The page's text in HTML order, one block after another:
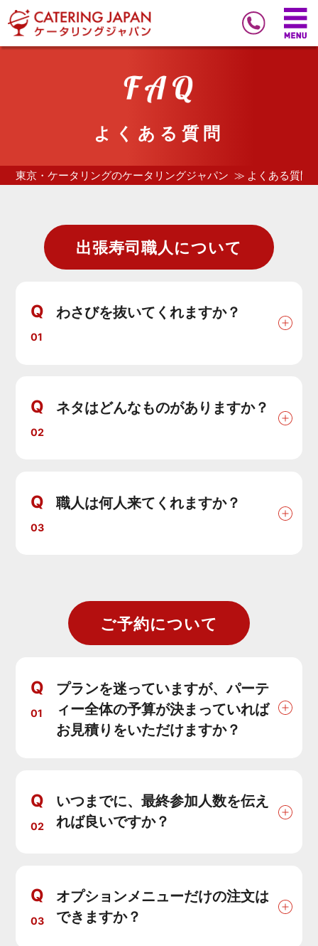
よくある質問
東京・ケータリングのケータリングジャパン よくある質問
出張寿司職人について
Q
01
わさびを抜いてくれますか？
Q
02
ネタはどんなものがありますか？
Q
03
職人は何人来てくれますか？
ご予約について
Q
01
プランを迷っていますが、パーテ
ィー全体の予算が決まっていれば
お見積りをいただけますか？
Q
02
いつまでに、最終参加人数を伝え
れば良いですか？
Q
03
オプションメニューだけの注文は
できますか？